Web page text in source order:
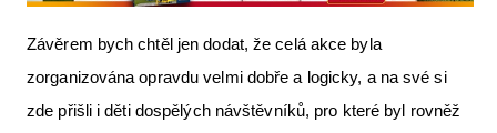
Závěrem bych chtěl jen dodat, že celá akce byla
zorganizována opravdu velmi dobře a logicky, a na své si
zde přišli i děti dospělých návštěvníků, pro které byl rovněž